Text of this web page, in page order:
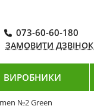
073-60-60-180
ЗАМОВИТИ ДЗВІНОК
ВИРОБНИКИ
№2 Green